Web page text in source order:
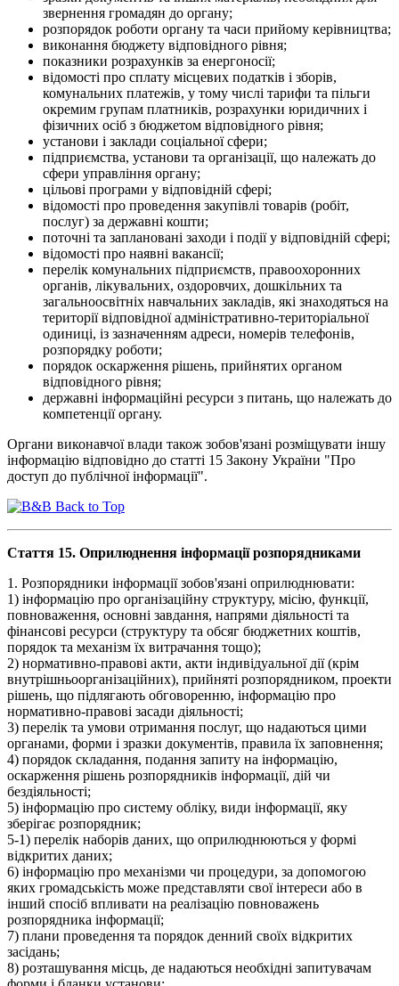
звернення громадян до органу;
розпорядок роботи органу та часи прийому керівництва;
виконання бюджету відповідного рівня;
показники розрахунків за енергоносії;
відомості про сплату місцевих податків і зборів,
комунальних платежів, у тому числі тарифи та пільги
окремим групам платників, розрахунки юридичних і
фізичних осіб з бюджетом відповідного рівня;
установи і заклади соціальної сфери;
підприємства, установи та організації, що належать до
сфери управління органу;
цільові програми у відповідній сфері;
відомості про проведення закупівлі товарів (робіт,
послуг) за державні кошти;
поточні та заплановані заходи і події у відповідній сфері;
відомості про наявні вакансії;
перелік комунальних підприємств, правоохоронних
органів, лікувальних, оздоровчих, дошкільних та
загальноосвітніх навчальних закладів, які знаходяться на
території відповідної адміністративно-територіальної
одиниці, із зазначенням адреси, номерів телефонів,
розпорядку роботи;
порядок оскарження рішень, прийнятих органом
відповідного рівня;
державні інформаційні ресурси з питань, що належать до
компетенції органу.
Органи виконавчої влади також зобов'язані розміщувати іншу
інформацію відповідно до статті 15 Закону України "Про
доступ до публічної інформації".
Back to Top
Стаття 15. Оприлюднення інформації розпорядниками
1. Розпорядники інформації зобов'язані оприлюднювати:
1) інформацію про організаційну структуру, місію, функції,
повноваження, основні завдання, напрями діяльності та
фінансові ресурси (структуру та обсяг бюджетних коштів,
порядок та механізм їх витрачання тощо);
2) нормативно-правові акти, акти індивідуальної дії (крім
внутрішньоорганізаційних), прийняті розпорядником, проекти
рішень, що підлягають обговоренню, інформацію про
нормативно-правові засади діяльності;
3) перелік та умови отримання послуг, що надаються цими
органами, форми і зразки документів, правила їх заповнення;
4) порядок складання, подання запиту на інформацію,
оскарження рішень розпорядників інформації, дій чи
бездіяльності;
5) інформацію про систему обліку, види інформації, яку
зберігає розпорядник;
5-1) перелік наборів даних, що оприлюднюються у формі
відкритих даних;
6) інформацію про механізми чи процедури, за допомогою
яких громадськість може представляти свої інтереси або в
інший спосіб впливати на реалізацію повноважень
розпорядника інформації;
7) плани проведення та порядок денний своїх відкритих
засідань;
8) розташування місць, де надаються необхідні запитувачам